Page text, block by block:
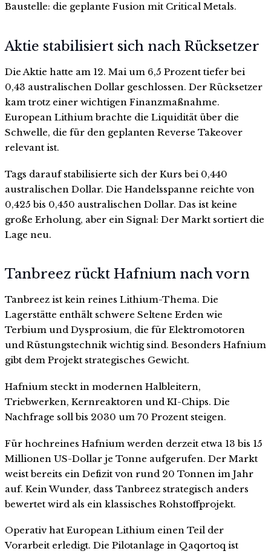
Baustelle: die geplante Fusion mit Critical Metals.
Aktie stabilisiert sich nach Rücksetzer
Die Aktie hatte am 12. Mai um 6,5 Prozent tiefer bei
0,43 australischen Dollar geschlossen. Der Rücksetzer
kam trotz einer wichtigen Finanzmaßnahme.
European Lithium brachte die Liquidität über die
Schwelle, die für den geplanten Reverse Takeover
relevant ist.
Tags darauf stabilisierte sich der Kurs bei 0,440
australischen Dollar. Die Handelsspanne reichte von
0,425 bis 0,450 australischen Dollar. Das ist keine
große Erholung, aber ein Signal: Der Markt sortiert die
Lage neu.
Tanbreez rückt Hafnium nach vorn
Tanbreez ist kein reines Lithium-Thema. Die
Lagerstätte enthält schwere Seltene Erden wie
Terbium und Dysprosium, die für Elektromotoren
und Rüstungstechnik wichtig sind. Besonders Hafnium
gibt dem Projekt strategisches Gewicht.
Hafnium steckt in modernen Halbleitern,
Triebwerken, Kernreaktoren und KI-Chips. Die
Nachfrage soll bis 2030 um 70 Prozent steigen.
Für hochreines Hafnium werden derzeit etwa 13 bis 15
Millionen US-Dollar je Tonne aufgerufen. Der Markt
weist bereits ein Defizit von rund 20 Tonnen im Jahr
auf. Kein Wunder, dass Tanbreez strategisch anders
bewertet wird als ein klassisches Rohstoffprojekt.
Operativ hat European Lithium einen Teil der
Vorarbeit erledigt. Die Pilotanlage in Qaqortoq ist